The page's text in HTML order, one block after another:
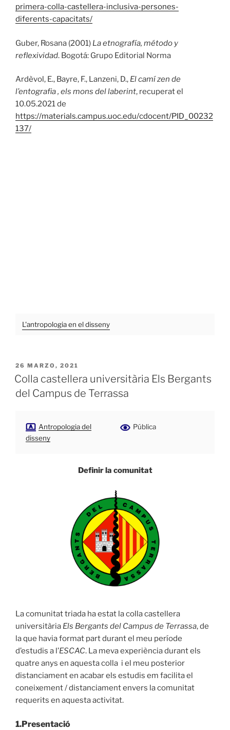
primera-colla-castellera-inclusiva-persones-
diferents-capacitats/
Guber, Rosana (2001) La etnografía, método y
reflexividad. Bogotá: Grupo Editorial Norma
Ardèvol, E., Bayre, F., Lanzeni, D., El camí zen de
l’entografia , els mons del laberint, recuperat el
10.05.2021 de
https://materials.campus.uoc.edu/cdocent/PID_00232
137/
L'antropologia en el disseny
PUBLICADO
EL
26 MARZO, 2021
Colla castellera universitària Els Bergants
del Campus de Terrassa
Antropologia del
disseny
Pública
Definir la comunitat
La comunitat triada ha estat la colla castellera
universitària Els Bergants del Campus de Terrassa, de
la que havia format part durant el meu període
d’estudis a l’ESCAC. La meva experiència durant els
quatre anys en aquesta colla i el meu posterior
distanciament en acabar els estudis em facilita el
coneixement / distanciament envers la comunitat
requerits en aquesta activitat.
1.Presentació